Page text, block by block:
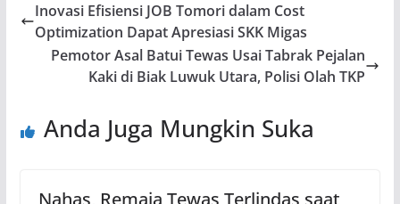
Inovasi Efisiensi JOB Tomori dalam Cost
Optimization Dapat Apresiasi SKK Migas
Pemotor Asal Batui Tewas Usai Tabrak Pejalan
Kaki di Biak Luwuk Utara, Polisi Olah TKP
Anda Juga Mungkin Suka